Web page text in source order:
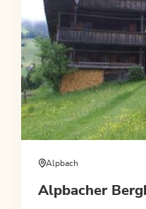
Alpbach
Alpbacher